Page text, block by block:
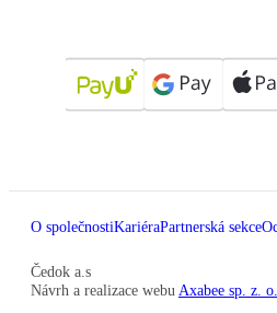
O společnostiKariéraPartnerská sekce
Čedok a.s
Návrh a realizace webu Axabee sp. z.